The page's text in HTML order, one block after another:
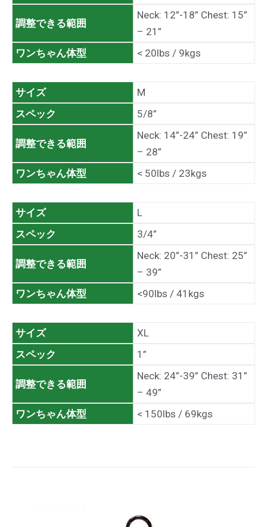
調整できる範囲
ワンちゃん体型
Neck: 12”-18” Chest: 15”
– 21”
< 20lbs / 9kgs
サイズ
スペック
調整できる範囲
ワンちゃん体型
M
5/8”
Neck: 14”-24” Chest: 19”
– 28”
< 50lbs / 23kgs
サイズ
スペック
調整できる範囲
ワンちゃん体型
L
3/4”
Neck: 20”-31” Chest: 25”
– 39”
<90lbs / 41kgs
サイズ
スペック
調整できる範囲
ワンちゃん体型
XL
1”
Neck: 24”-39” Chest: 31”
– 49”
< 150lbs / 69kgs